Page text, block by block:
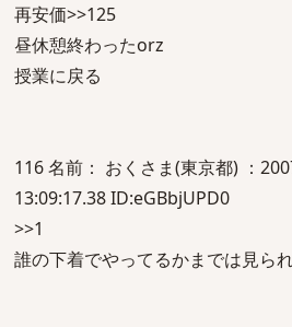
再安価>>125
昼休憩終わったorz
授業に戻る
116 名前： おくさま(東京都) ：
13:09:17.38 ID:eGBbjUPD0
>>1
誰の下着でやってるかまでは見ら